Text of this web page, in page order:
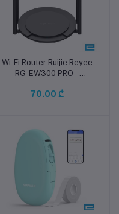
კალათაში დამატება
Wi-Fi Router Ruijie Reyee
RG-EW300 PRO –
Router, 4×5dBi Antenna
70.00 ₾